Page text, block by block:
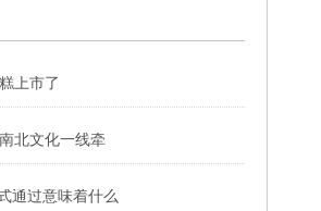
上市了
北文化一线牵
通过意味着什么